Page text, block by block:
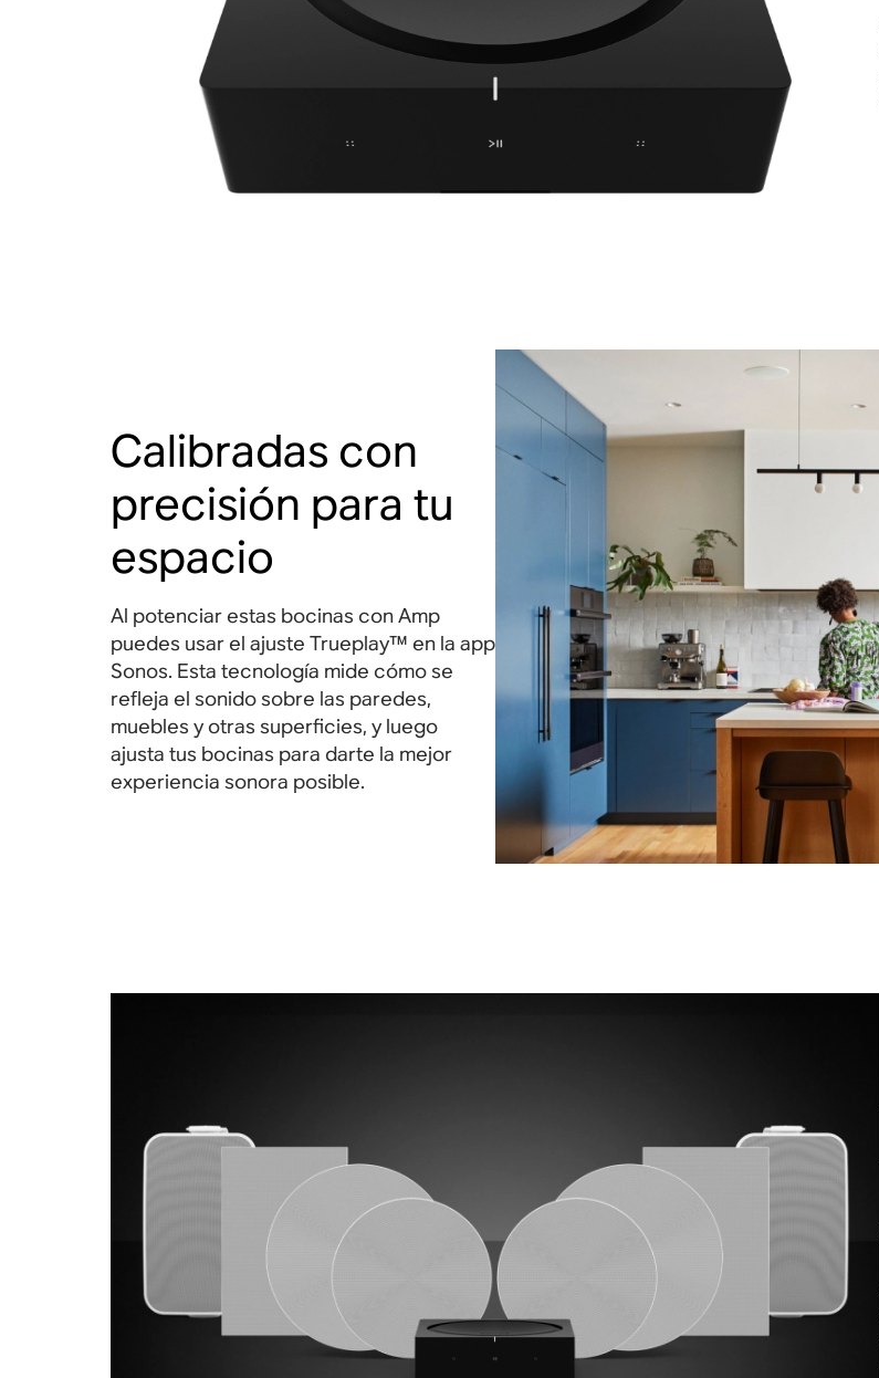
Calibradas con
precisión para tu
espacio
Al potenciar estas bocinas con Amp
puedes usar el ajuste Trueplay™ en la app
Sonos. Esta tecnología mide cómo se
refleja el sonido sobre las paredes,
muebles y otras superficies, y luego
ajusta tus bocinas para darte la mejor
experiencia sonora posible.